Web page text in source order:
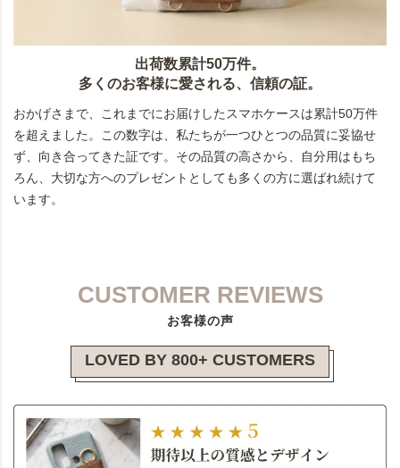
出荷数累計50万件。
多くのお客様に愛される、信頼の証。
おかげさまで、これまでにお届けしたスマホケースは累計50万件
を超えました。この数字は、私たちが一つひとつの品質に妥協せ
ず、向き合ってきた証です。その品質の高さから、自分用はもち
ろん、大切な方へのプレゼントとしても多くの方に選ばれ続けて
います。
CUSTOMER REVIEWS
お客様の声
LOVED BY 800+ CUSTOMERS